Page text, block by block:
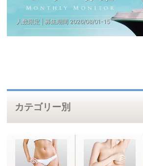
人数限定 | 募集期間
2026/08/01-15
カテゴリー別